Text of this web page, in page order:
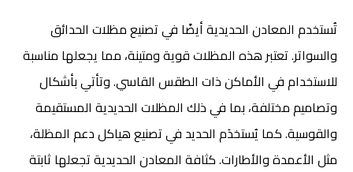
تُستخدم المعادن الحديدية أيضًا في تصنيع مظلات الحدائق
والسواتر. تعتبر هذه المظلات قوية ومتينة، مما يجعلها مناسبة
للاستخدام في الأماكن ذات الطقس القاسي. وتأتي بأشكال
وتصاميم مختلفة، بما في ذلك المظلات الحديدية المستقيمة
والقوسية. كما يُستخدَم الحديد في تصنيع هياكل دعم المظلة،
مثل الأعمدة والأطارات. كثافة المعادن الحديدية تجعلها ثابتة